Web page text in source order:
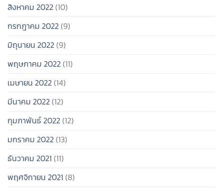
สิงหาคม 2022(10)
กรกฎาคม 2022(9)
มิถุนายน 2022(9)
พฤษภาคม 2022(11)
เมษายน 2022(14)
มีนาคม 2022(12)
กุมภาพันธ์ 2022(12)
มกราคม 2022(13)
ธันวาคม 2021 (11)
พฤศจิกายน 2021 (8)